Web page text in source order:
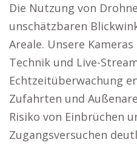
Die Nutzung von
unschätzbaren
Areale. Unsere
Technik und Live-
Echtzeitüberwachung
Zufahrten und
Risiko von Einbrüchen
Zugangsversuchen